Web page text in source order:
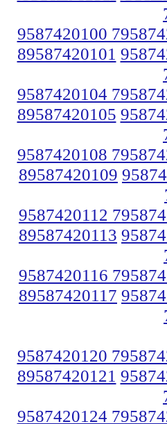
9587420100
89587420101
9587420104
89587420105
9587420108
89587420109
9587420112
89587420113
9587420116
89587420117
9587420120
89587420121
9587420124